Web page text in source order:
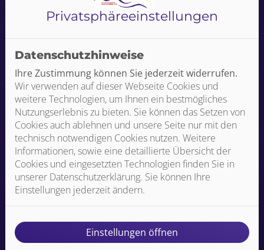
Liebe/r Bewerber/-in,
Interesse an einer neuen Herausforderung?
Als Ansprechpartner der Firma Langer Heizung Sanitär
aus Niederstotzingen freue ich mich über dein Interesse
an einer Ausbildung bei uns. Bewirb dich einfach über
unsere Kurzbewerbung oder direkt telefonisch.
Wir freuen uns auf die Zusammenarbeit!
Kontakt
Ansprechpartner:
E-Mail:
Telefon:
Privatsphäre­einstellungen
Datenschutzhinweise
Ihre Zustimmung können Sie jederzeit widerrufen.
Wir verwenden auf dieser Webseite Cookies und
weitere Technologien, um Ihnen ein bestmögliches
Nutzungserlebnis zu bieten. Sie können das Setzen von
Cookies auch ablehnen und unsere Seite nur mit den
technisch notwendigen Cookies nutzen. Weitere
Informationen, sowie eine detaillierte Übersicht der
Cookies und eingesetzten Technologien finden Sie in
unserer Datenschutzerklärung. Sie können Ihre
Einstellungen jederzeit ändern.
Einstellungen öffnen